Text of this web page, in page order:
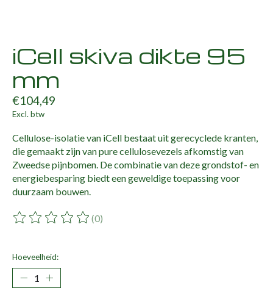
iCell skiva dikte 95
mm
€104,49
Excl. btw
Cellulose-isolatie van iCell bestaat uit gerecyclede kranten,
die gemaakt zijn van pure cellulosevezels afkomstig van
Zweedse pijnbomen. De combinatie van deze grondstof- en
energiebesparing biedt een geweldige toepassing voor
duurzaam bouwen.
De beoordeling van dit product is
(0)
Hoeveelheid: